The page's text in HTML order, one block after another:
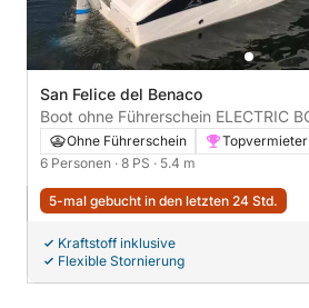
San Felice del Benaco
Boot ohne Führerschein ELECTRIC BOAT all 18
open 8PS
Ohne Führerschein
Topvermieter
6 Personen · 8 PS · 5.4 m
5-mal gebucht in den letzten 24 Std.
Kraftstoff inklusive
Flexible Stornierung